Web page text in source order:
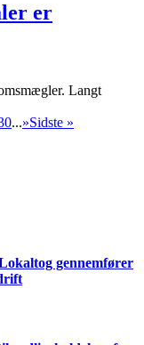
er
Langt
...»Sidste »
gennemfører